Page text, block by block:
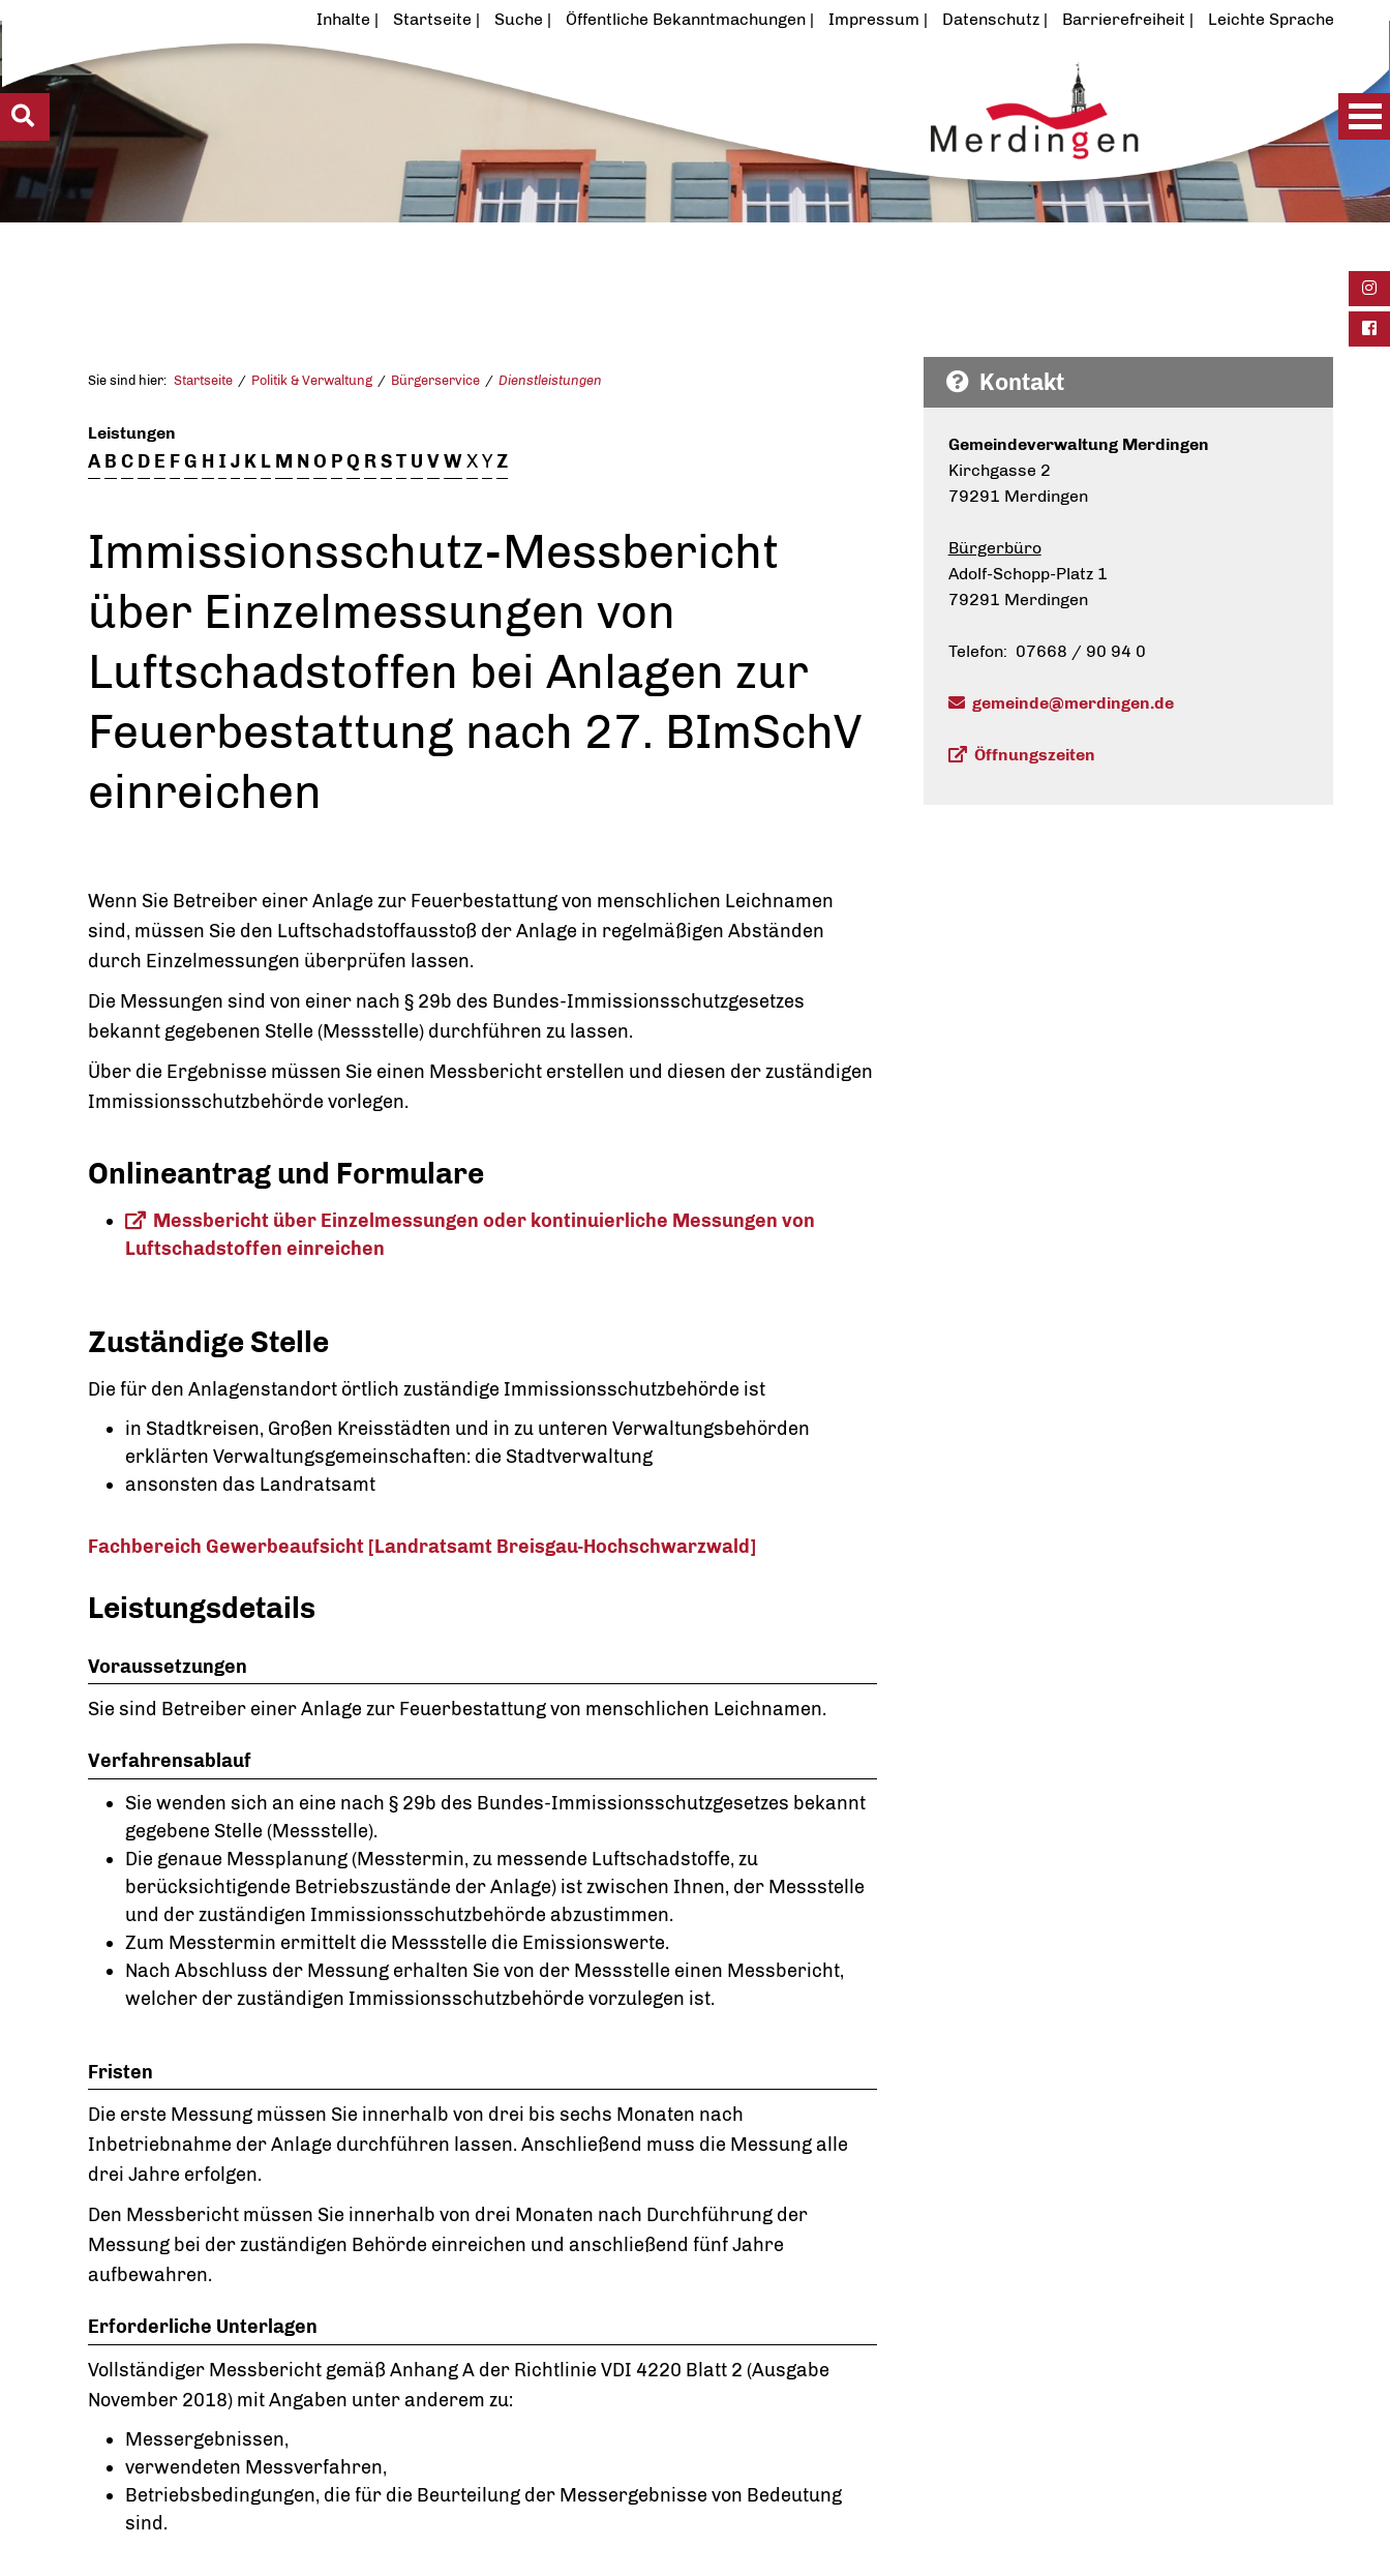
Inhalte Startseite Suche Öffentliche Bekanntmachungen Impressum Datenschutz Barrierefreiheit Leichte Sprache
Sie sind hier: Startseite Politik & Verwaltung Bürgerservice Dienstleistungen
Leistungen
A B C D E FG H I J K L M NO PQ RST U VWXYZ
Immissionsschutz-Messbericht
über Einzelmessungen von
Luftschadstoffen bei Anlagen zur
Feuerbestattung nach 27. BImSchV
einreichen
Wenn Sie Betreiber einer Anlage zur Feuerbestattung von menschlichen Leichnamen
sind, müssen Sie den Luftschadstoffausstoß der Anlage in regelmäßigen Abständen
durch Einzelmessungen überprüfen lassen.
Die Messungen sind von einer nach § 29b des Bundes-Immissionsschutzgesetzes
bekannt gegebenen Stelle (Messstelle) durchführen zu lassen.
Über die Ergebnisse müssen Sie einen Messbericht erstellen und diesen der zuständigen
Immissionsschutzbehörde vorlegen.
Onlineantrag und Formulare
Messbericht über Einzelmessungen oder kontinuierliche Messungen von
Luftschadstoffen einreichen
Zuständige Stelle
Die für den Anlagenstandort örtlich zuständige Immissionsschutzbehörde ist
in Stadtkreisen, Großen Kreisstädten und in zu unteren Verwaltungsbehörden
erklärten Verwaltungsgemeinschaften: die Stadtverwaltung
ansonsten das Landratsamt
Fachbereich Gewerbeaufsicht [Landratsamt Breisgau-Hochschwarzwald]
Leistungsdetails
Voraussetzungen
Sie sind Betreiber einer Anlage zur Feuerbestattung von menschlichen Leichnamen.
Verfahrensablauf
Sie wenden sich an eine nach § 29b des Bundes-Immissionsschutzgesetzes bekannt
gegebene Stelle (Messstelle).
Die genaue Messplanung (Messtermin, zu messende Luftschadstoffe, zu
berücksichtigende Betriebszustände der Anlage) ist zwischen Ihnen, der Messstelle
und der zuständigen Immissionsschutzbehörde abzustimmen.
Zum Messtermin ermittelt die Messstelle die Emissionswerte.
Nach Abschluss der Messung erhalten Sie von der Messstelle einen Messbericht,
welcher der zuständigen Immissionsschutzbehörde vorzulegen ist.
Fristen
Die erste Messung müssen Sie innerhalb von drei bis sechs Monaten nach
Inbetriebnahme der Anlage durchführen lassen. Anschließend muss die Messung alle
drei Jahre erfolgen.
Den Messbericht müssen Sie innerhalb von drei Monaten nach Durchführung der
Messung bei der zuständigen Behörde einreichen und anschließend fünf Jahre
aufbewahren.
Erforderliche Unterlagen
Vollständiger Messbericht gemäß Anhang A der Richtlinie VDI 4220 Blatt 2 (Ausgabe
November 2018) mit Angaben unter anderem zu:
Messergebnissen,
verwendeten Messverfahren,
Betriebsbedingungen, die für die Beurteilung der Messergebnisse von Bedeutung
sind.
Kontakt
Gemeindeverwaltung Merdingen
Kirchgasse 2
79291 Merdingen
Bürgerbüro
Adolf-Schopp-Platz 1
79291 Merdingen
Telefon: 07668 / 90 94 0
gemeinde@merdingen.de
Öffnungszeiten